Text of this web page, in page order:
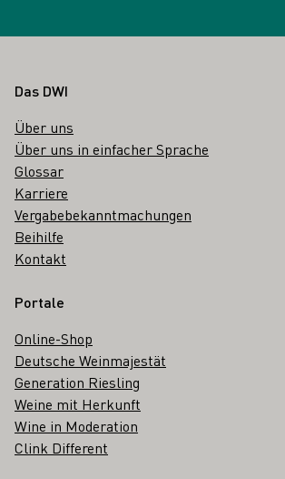
Fußbereich
Das DWI
Über uns
Über uns in einfacher Sprache
Glossar
Karriere
Vergabebekanntmachungen
Beihilfe
Kontakt
Portale
Online-Shop
Deutsche Weinmajestät
Generation Riesling
Weine mit Herkunft
Wine in Moderation
Clink Different